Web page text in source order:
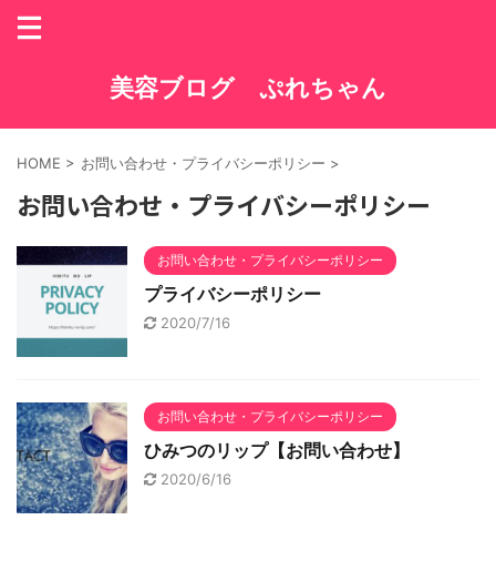
美容ブログ ぷれちゃん
HOME > お問い合わせ・プライバシーポリシー >
お問い合わせ・プライバシーポリシー
お問い合わせ・プライバシーポリシー
プライバシーポリシー
2020/7/16
お問い合わせ・プライバシーポリシー
ひみつのリップ【お問い合わせ】
2020/6/16